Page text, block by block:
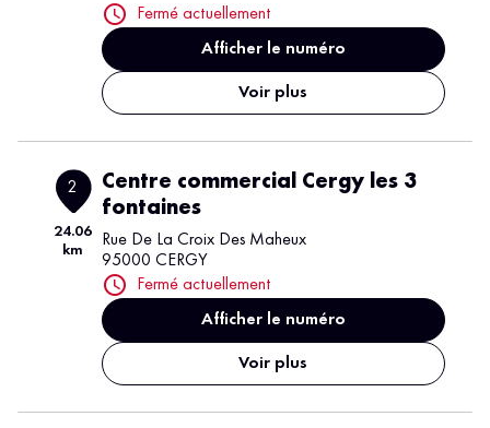
Fermé actuellement
Afficher le numéro
Voir plus
2
24.06
km
Centre commercial Cergy les 3
fontaines
Rue De La Croix Des Maheux
95000 CERGY
Fermé actuellement
Afficher le numéro
Voir plus